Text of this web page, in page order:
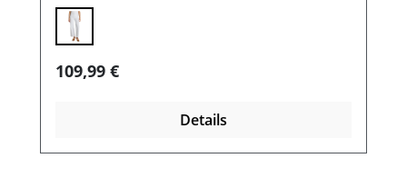
Regulärer Preis:
109,99 €
Details